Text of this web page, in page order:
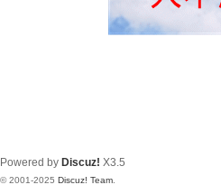
Powered by Discuz! X3.5
© 2001-2025 Discuz! Team